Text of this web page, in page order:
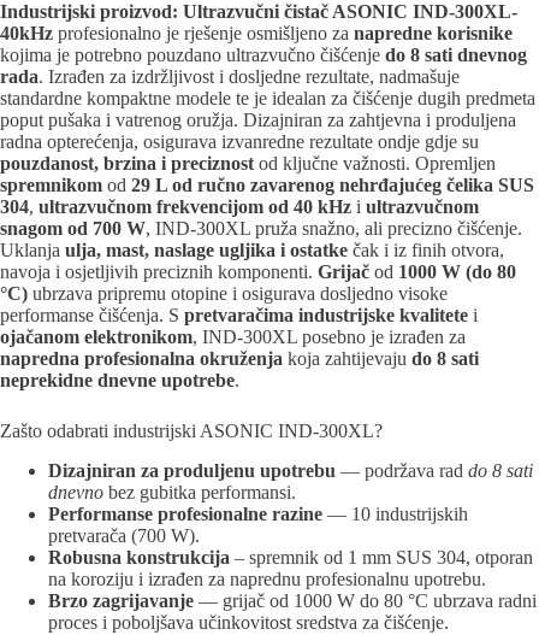
Industrijski proizvod: Ultrazvučni čistač ASONIC IND-300XL-
40kHz profesionalno je rješenje osmišljeno za napredne korisnike
kojima je potrebno pouzdano ultrazvučno čišćenje do 8 sati dnevnog
rada. Izrađen za izdržljivost i dosljedne rezultate, nadmašuje
standardne kompaktne modele te je idealan za čišćenje dugih predmeta
poput pušaka i vatrenog oružja. Dizajniran za zahtjevna i produljena
radna opterećenja, osigurava izvanredne rezultate ondje gdje su
pouzdanost, brzina i preciznostod ključne važnosti. Opremljen
spremnikom od 29 L od ručno zavarenog nehrđajućeg čelika SUS
304, ultrazvučnom frekvencijom od 40 kHz i ultrazvučnom
snagom od 700 W, IND-300XL pruža snažno, ali precizno čišćenje.
Uklanja ulja, mast, naslage ugljika i ostatke čak i iz finih otvora,
navoja i osjetljivih preciznih komponenti. Grijač od 1000 W (do 80
°C) ubrzava pripremu otopine i osigurava dosljedno visoke
performanse čišćenja. S pretvaračima industrijske kvalitete i
ojačanom elektronikom, IND-300XL posebno je izrađen za
napredna profesionalna okruženja koja zahtijevaju do 8 sati
neprekidne dnevne upotrebe.
Zašto odabrati industrijski ASONIC IND-300XL?
Dizajniran za produljenu upotrebu — podržava rad do 8 sati
dnevno bez gubitka performansi.
Performanse profesionalne razine — 10 industrijskih
pretvarača (700 W).
Robusna konstrukcija – spremnik od 1 mm SUS 304, otporan
na koroziju i izrađen za naprednu profesionalnu upotrebu.
Brzo zagrijavanje — grijač od 1000 W do 80 °C ubrzava radni
proces i poboljšava učinkovitost sredstva za čišćenje.